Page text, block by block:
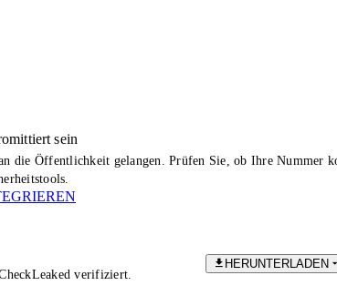
sein
die Öffentlichkeit gelangen. Prüfen Sie, ob Ihre Nummer
verifiziert.
HERUNTERLADEN